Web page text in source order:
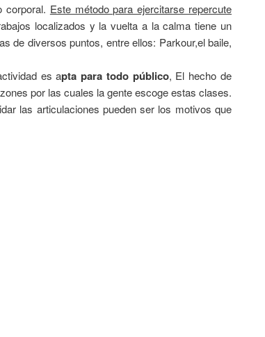
corporal. Este método para ejercitarse repercute
localizados y la vuelta a la calma tiene un
de diversos puntos, entre ellos: Parkour,el baile,
es apta para todo público, El hecho de
por las cuales la gente escoge estas clases.
las articulaciones pueden ser los motivos que